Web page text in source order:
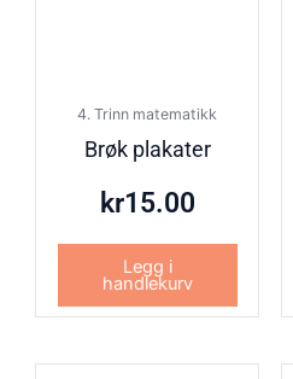
4. Trinn matematikk
Brøk plakater
kr15.00
Legg i
handlekurv